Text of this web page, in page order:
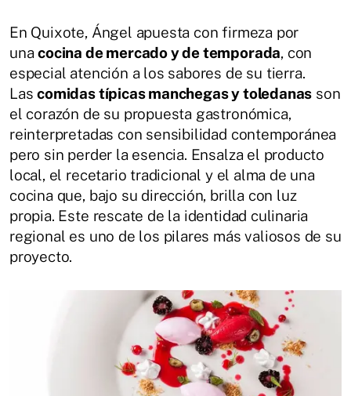
En Quixote, Ángel apuesta con firmeza por
unacocina de mercado y de temporada, con
especial atención a los sabores de su tierra.
Lascomidas típicas manchegas y toledanas son
el corazón de su propuesta gastronómica,
reinterpretadas con sensibilidad contemporánea
pero sin perder la esencia. Ensalza el producto
local, el recetario tradicional y el alma de una
cocina que, bajo su dirección, brilla con luz
propia. Este rescate de la identidad culinaria
regional es uno de los pilares más valiosos de su
proyecto.